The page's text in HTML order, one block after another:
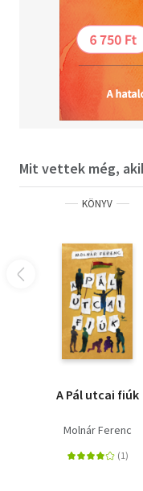
Mit vettek még,
KÖNYV
A Pál utcai fiúk
Molnár Ferenc